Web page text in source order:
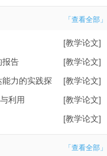
「查看全部」
[教学论文]
[教学论文]
报告
[教学论文]
能力的实践探
[教学论文]
利用
[教学论文]
「查看全部」